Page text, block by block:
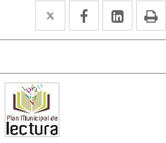
Twitter
Enlace
a
aplicación
Facebook
Enlace
a
aplicación
Enlace
a